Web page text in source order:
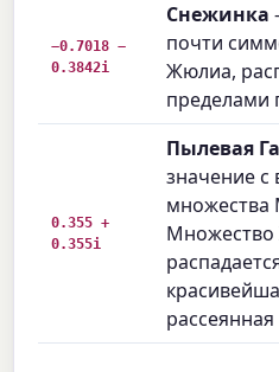
−0.7018 −
0.3842i
Снежинка
почти
Жюлиа,
пределами
0.355 +
0.355i
Пылевая
значение
множества